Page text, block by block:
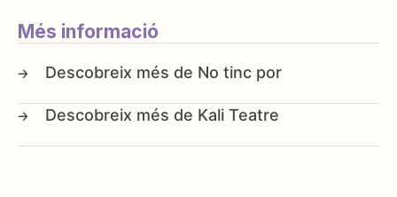
Més informació
No tinc por
Kali Teatre